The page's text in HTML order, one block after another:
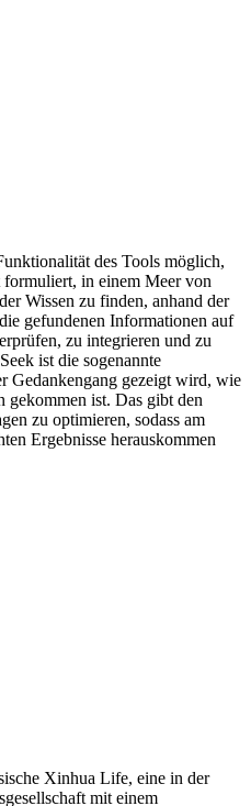
des Tools möglich,
formuliert, in einem Meer von
Wissen zu finden, anhand der
gefundenen Informationen auf
zu integrieren und zu
ist die sogenannte
Gedankengang gezeigt wird, wie
gekommen ist. Das gibt den
zu optimieren, sodass am
Ergebnisse herauskommen
Xinhua Life, eine in der
mit einem